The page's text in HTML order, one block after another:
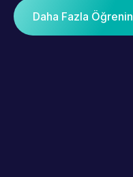
Daha Fazla Öğrenin